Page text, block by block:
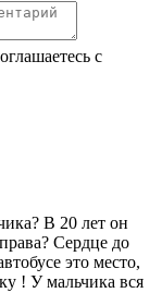
с
В 20 лет он
Сердце до
это место,
! У мальчика вся